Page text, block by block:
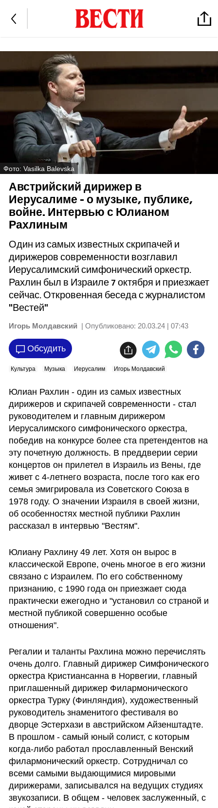
Фото: Vasilka Balevska
Австрийский дирижер в
Иерусалиме - о музыке, публике,
войне. Интервью с Юлианом
Рахлиным
Один из самых известных скрипачей и
дирижеров современности возглавил
Иерусалимский симфонический оркестр.
Рахлин был в Израиле 7 октября и приезжает
сейчас. Откровенная беседа с журналистом
"Вестей"
Игорь Молдавский | Опубликовано: 20.03.24 | 07:43
Обсудить
Культура Музыка Иерусалим Игорь Молдавский
Юлиан Рахлин - один из самых известных
дирижеров и скрипачей современности - стал
руководителем и главным дирижером
Иерусалимского симфонического оркестра,
победив на конкурсе более ста претендентов на
эту почетную должность. В преддверии серии
концертов он прилетел в Израиль из Вены, где
живет с 4-летнего возраста, после того как его
семья эмигрировала из Советского Союза в
1978 году. О значении Израиля в своей жизни,
об особенностях местной публики Рахлин
рассказал в интервью "Вестям".
Юлиану Рахлину 49 лет. Хотя он вырос в
классической Европе, очень многое в его жизни
связано с Израилем. По его собственному
признанию, с 1990 года он приезжает сюда
практически ежегодно и "установил со страной и
местной публикой совершенно особые
отношения".
Регалии и таланты Рахлина можно перечислять
очень долго. Главный дирижер Симфонического
оркестра Кристиансанна в Норвегии, главный
приглашенный дирижер Филармонического
оркестра Турку (Финляндия), художественный
руководитель знаменитого фестиваля во
дворце Эстерхази в австрийском Айзенштадте.
В прошлом - самый юный солист, с которым
когда-либо работал прославленный Венский
филармонический оркестр. Сотрудничал со
всеми самыми выдающимися мировыми
дирижерами, записывался на ведущих студиях
звукозаписи. В общем - человек заслуженный, с